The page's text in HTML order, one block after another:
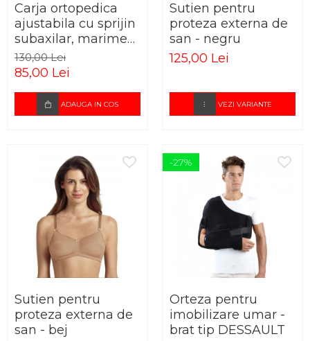
Carja ortopedica
ajustabila cu sprijin
subaxilar, marime
universala
130,00 Lei
85,00 Lei
ADAUGA IN COS
Sutien pentru
proteza externa de
san - negru
125,00 Lei
VEZI VARIANTE
Sutien pentru
proteza externa de
san - bej
-27%
Orteza pentru
imobilizare umar -
brat tip DESSAULT